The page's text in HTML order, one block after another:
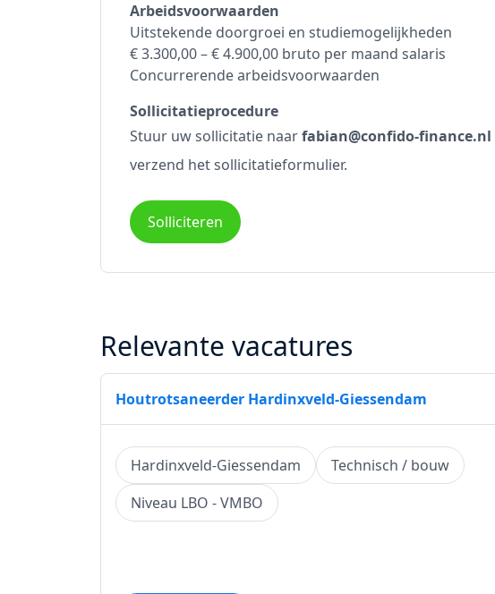
Arbeidsvoorwaarden
Uitstekende doorgroei en studiemogelijkheden
€ 3.300,00 – € 4.900,00 bruto per maand salaris
Concurrerende arbeidsvoorwaarden
Sollicitatieprocedure
Stuur uw sollicitatie naarfabian@confido-finance.nl
verzend het sollicitatieformulier.
Solliciteren
Relevante vacatures
Houtrotsaneerder Hardinxveld-Giessendam
Hardinxveld-Giessendam
Technisch / bouw
Niveau LBO - VMBO